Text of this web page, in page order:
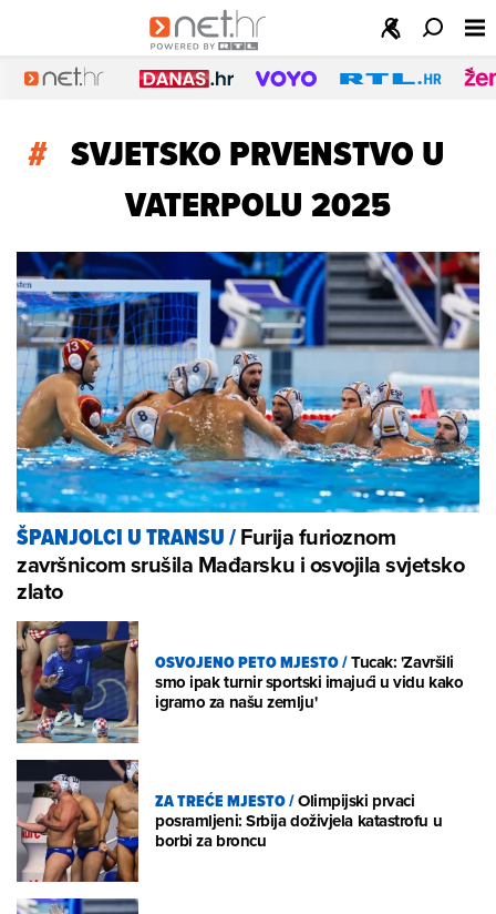
# SVJETSKO PRVENSTVO U
VATERPOLU 2025
ŠPANJOLCI U TRANSU/Furija furioznom
završnicom srušila Mađarsku i osvojila svjetsko
zlato
OSVOJENO PETO MJESTO/Tucak: 'Završili
smo ipak turnir sportski imajući u vidu kako
igramo za našu zemlju'
ZA TREĆE MJESTO/Olimpijski prvaci
posramljeni: Srbija doživjela katastrofu u
borbi za broncu